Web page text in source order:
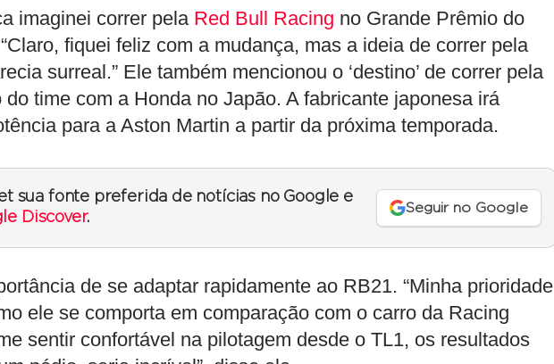
imaginei correr pela Red Bull Racing no Grande Prêmio do
fiquei feliz com a mudança, mas a ideia de correr pela
surreal.” Ele também mencionou o ‘destino’ de correr pela
time com a Honda no Japão. A fabricante japonesa irá
para a Aston Martin a partir da próxima temporada.
sua fonte preferida de notícias no Google e
Discover.
Seguir no Google
de se adaptar rapidamente ao RB21. “Minha prioridade
ele se comporta em comparação com o carro da Racing
sentir confortável na pilotagem desde o TL1, os resultados